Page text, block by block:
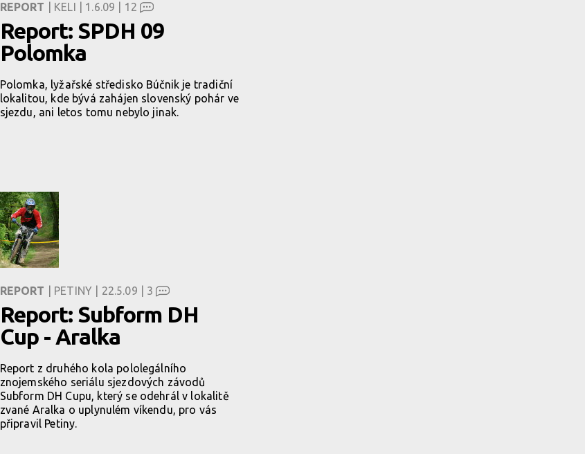
REPORT | KELI | 1.6.09 | 12
Report: SPDH 09
Polomka
Polomka, lyžařské středisko Búčnik je tradiční
lokalitou, kde bývá zahájen slovenský pohár ve
sjezdu, ani letos tomu nebylo jinak.
REPORT | PETINY | 22.5.09 | 3
Report: Subform DH
Cup - Aralka
Report z druhého kola pololegálního
znojemského seriálu sjezdových závodů
Subform DH Cupu, který se odehrál v lokalitě
zvané Aralka o uplynulém víkendu, pro vás
připravil Petiny.